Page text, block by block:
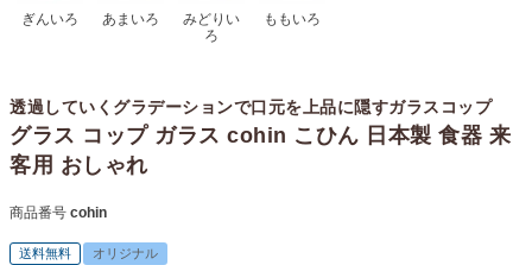
ぎんいろ あまいろ
みどりい
ろ
ももいろ
透過していくグラデーションで口元を上品に隠すガラスコップ
グラス コップ ガラス cohin こひん 日本製 食器 来
客用 おしゃれ
商品番号 cohin
送料無料 オリジナル